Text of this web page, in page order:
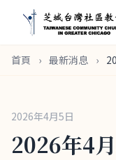
首頁 › 最新消息 ›
2026年4月5日
2026年4